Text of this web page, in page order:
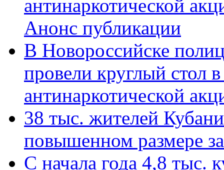
антинаркотической
Анонс публикации
В Новороссийске
провели круглый стол
антинаркотической
38 тыс. жителей
повышенном размере
С начала года 4,8 тыс.